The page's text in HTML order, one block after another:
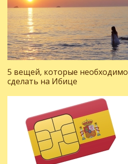
5 вещей, которые необходимо
сделать на Ибице